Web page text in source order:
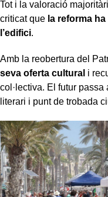
Tot i la valoració
criticat que la reforma
l’edifici.
Amb la reobertura del
seva oferta cultural i
col·lectiva. El futur
literari i punt de trobada